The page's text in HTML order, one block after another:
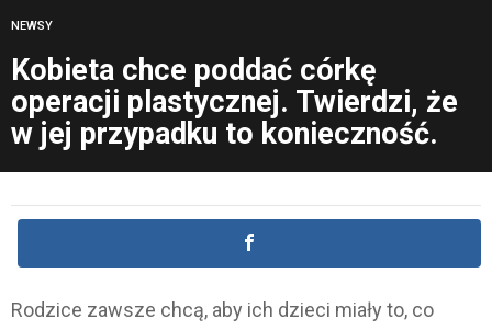
NEWSY
Kobieta chce poddać córkę
operacji plastycznej. Twierdzi, że
w jej przypadku to konieczność.
Rodzice zawsze chcą, aby ich dzieci miały to, co